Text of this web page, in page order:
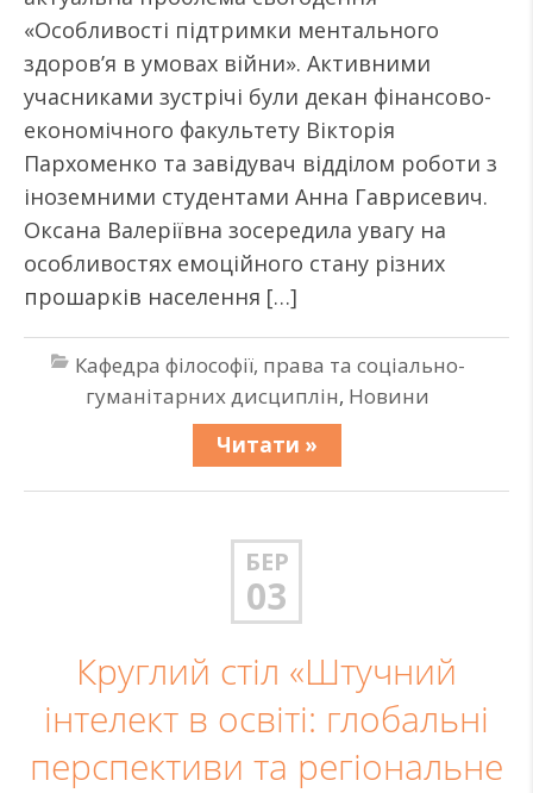
«Особливості підтримки ментального
здоров’я в умовах війни». Активними
учасниками зустрічі були декан фінансово-
економічного факультету Вікторія
Пархоменко та завідувач відділом роботи з
іноземними студентами Анна Гаврисевич.
Оксана Валеріївна зосередила увагу на
особливостях емоційного стану різних
прошарків населення […]
Кафедра філософії, права та соціально-
гуманітарних дисциплін, Новини
Читати »
БЕР
03
Круглий стіл «Штучний
інтелект в освіті: глобальні
перспективи та регіональне